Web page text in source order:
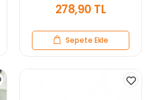
278,90 TL
Sepete Ekle